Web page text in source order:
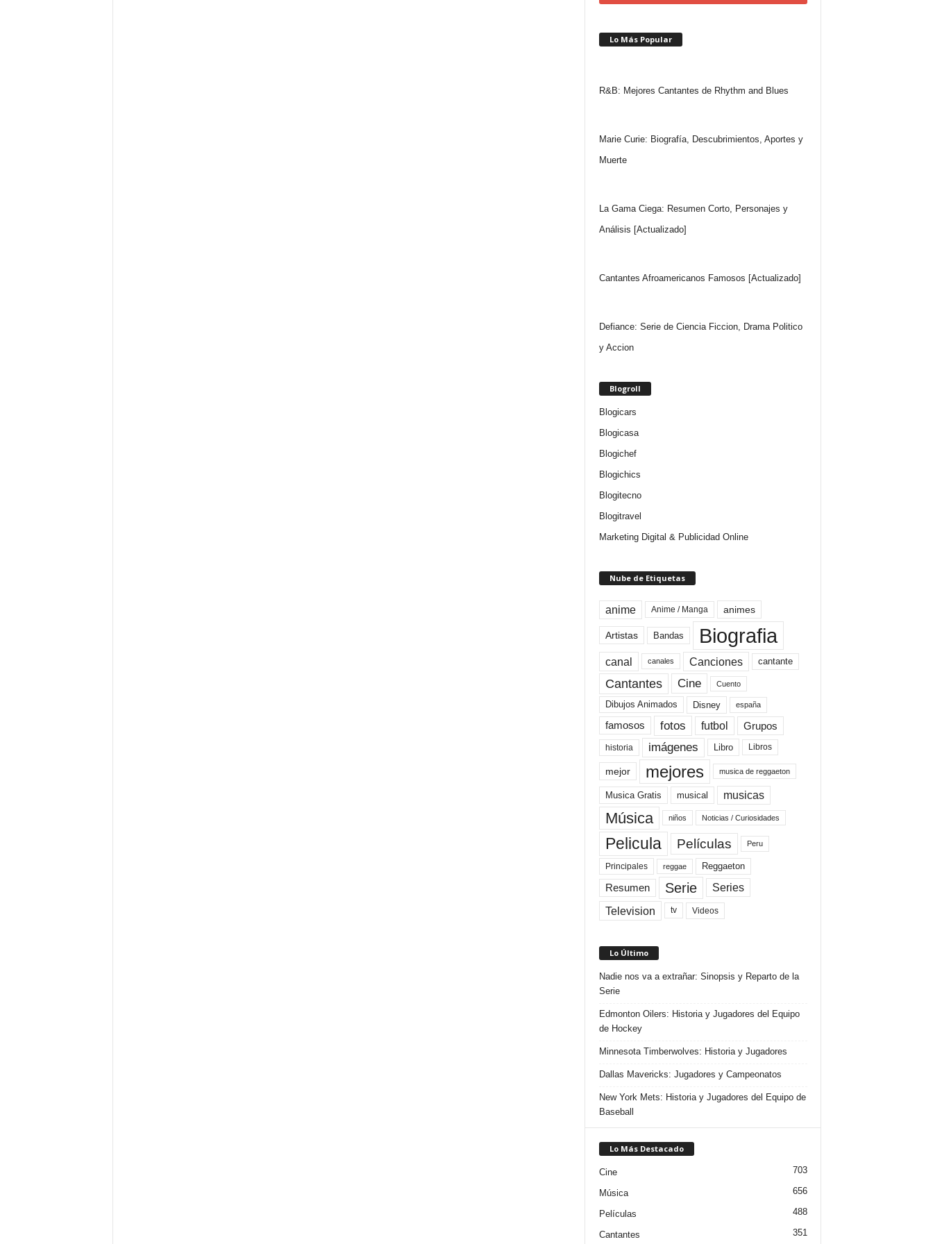
Lo Más Popular
R&B: Mejores Cantantes de Rhythm and Blues
Marie Curie: Biografía, Descubrimientos, Aportes y
Muerte
La Gama Ciega: Resumen Corto, Personajes y
Análisis [Actualizado]
Cantantes Afroamericanos Famosos [Actualizado]
Defiance: Serie de Ciencia Ficcion, Drama Politico
y Accion
Blogroll
Blogicars
Blogicasa
Blogichef
Blogichics
Blogitecno
Blogitravel
Marketing Digital & Publicidad Online
Nube de Etiquetas
anime Anime / Manga animes
Artistas Bandas Biografia
canal canales Canciones cantante
Cantantes Cine Cuento
Dibujos Animados Disney españa
famosos fotos futbol Grupos
historia imágenes Libro Libros
mejor mejores musica de reggaeton
Musica Gratis musical musicas
Música niños Noticias / Curiosidades
Pelicula Películas Peru
Principales reggae Reggaeton
Resumen Serie Series
Television tv Videos
Lo Último
Nadie nos va a extrañar: Sinopsis y Reparto de la
Serie
Edmonton Oilers: Historia y Jugadores del Equipo
de Hockey
Minnesota Timberwolves: Historia y Jugadores
Dallas Mavericks: Jugadores y Campeonatos
New York Mets: Historia y Jugadores del Equipo de
Baseball
Lo Más Destacado
Cine 703
Música 656
Películas 488
Cantantes 351